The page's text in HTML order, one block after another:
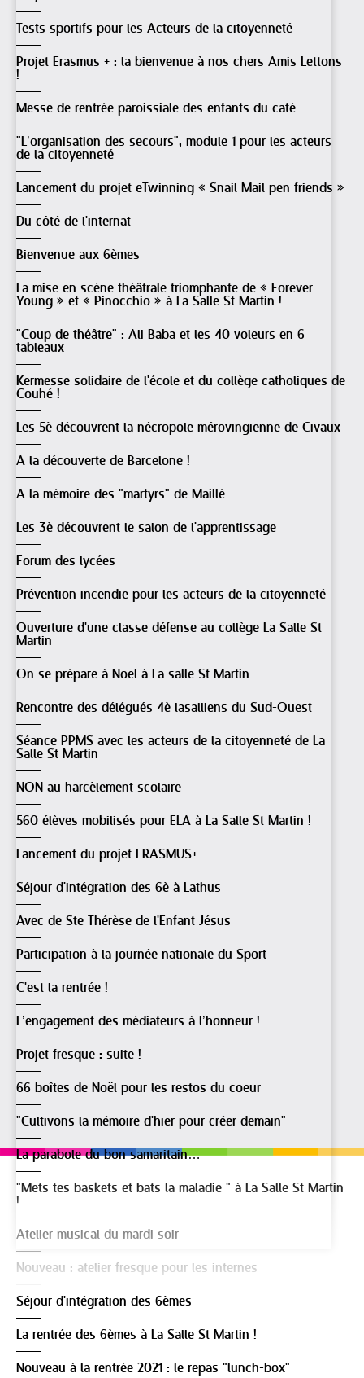
Tests sportifs pour les Acteurs de la citoyenneté
Projet Erasmus + : la bienvenue à nos chers Amis Lettons
!
Messe de rentrée paroissiale des enfants du caté
"L’organisation des secours", module 1 pour les acteurs
de la citoyenneté
Lancement du projet eTwinning « Snail Mail pen friends »
Du côté de l'internat
Bienvenue aux 6èmes
La mise en scène théâtrale triomphante de « Forever
Young » et « Pinocchio » à La Salle St Martin !
"Coup de théâtre" : Ali Baba et les 40 voleurs en 6
tableaux
Kermesse solidaire de l'école et du collège catholiques de
Couhé !
Les 5è découvrent la nécropole mérovingienne de Civaux
A la découverte de Barcelone !
A la mémoire des "martyrs" de Maillé
Les 3è découvrent le salon de l'apprentissage
Forum des lycées
Prévention incendie pour les acteurs de la citoyenneté
Ouverture d'une classe défense au collège La Salle St
Martin
On se prépare à Noël à La salle St Martin
Rencontre des délégués 4è lasalliens du Sud-Ouest
Séance PPMS avec les acteurs de la citoyenneté de La
Salle St Martin
NON au harcèlement scolaire
560 élèves mobilisés pour ELA à La Salle St Martin !
Lancement du projet ERASMUS+
Séjour d'intégration des 6è à Lathus
Avec de Ste Thérèse de l'Enfant Jésus
Participation à la journée nationale du Sport
C'est la rentrée !
L’engagement des médiateurs à l’honneur !
Projet fresque : suite !
66 boîtes de Noël pour les restos du coeur
"Cultivons la mémoire d'hier pour créer demain"
La parabole du bon samaritain…
"Mets tes baskets et bats la maladie " à La Salle St Martin
!
Atelier musical du mardi soir
Nouveau : atelier fresque pour les internes
Séjour d'intégration des 6èmes
La rentrée des 6èmes à La Salle St Martin !
Nouveau à la rentrée 2021 : le repas "lunch-box"